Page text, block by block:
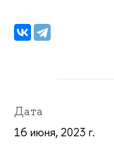
Дата
16 июня, 2023 г.